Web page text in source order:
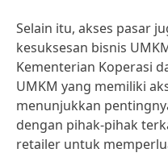
Selain itu, akses pasar
kesuksesan bisnis
Kementerian Koperasi
UMKM yang memiliki
menunjukkan
dengan pihak-pihak
retailer untuk